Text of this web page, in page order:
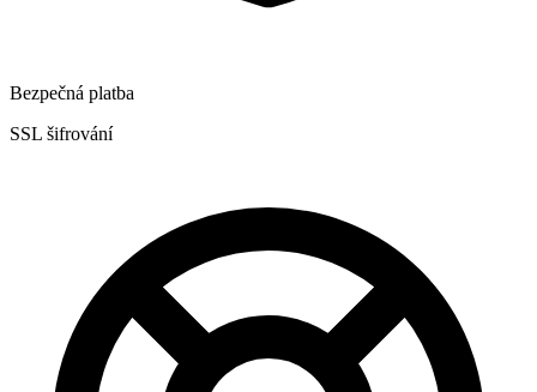
Bezpečná platba
SSL šifrování